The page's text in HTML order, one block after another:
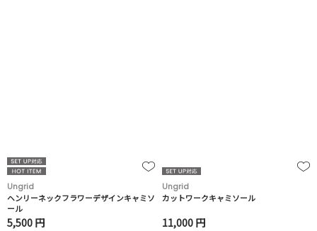
Ungrid
ヘンリーネックフラワーデザインキャミソ
ール
5,500 円
Ungrid
カットワークキャミソール
11,000 円